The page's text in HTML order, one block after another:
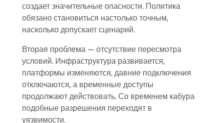
создает значительные опасности. Политика
обязано становиться настолько точным,
насколько допускает сценарий.
Вторая проблема — отсутствие пересмотра
условий. Инфраструктура развивается,
платформы изменяются, давние подключения
отключаются, а временные доступы
продолжают действовать. Со временем кабура
подобные разрешения переходят в
уязвимости.